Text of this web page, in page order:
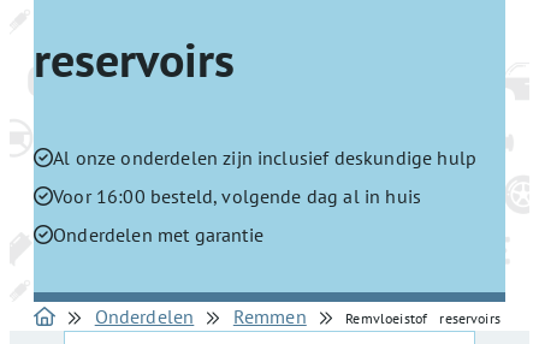
reservoirs
Al onze onderdelen zijn inclusief deskundige hulp
Voor 16:00 besteld, volgende dag al in huis
Onderdelen met garantie
Onderdelen Remmen Remvloeistof reservoirs